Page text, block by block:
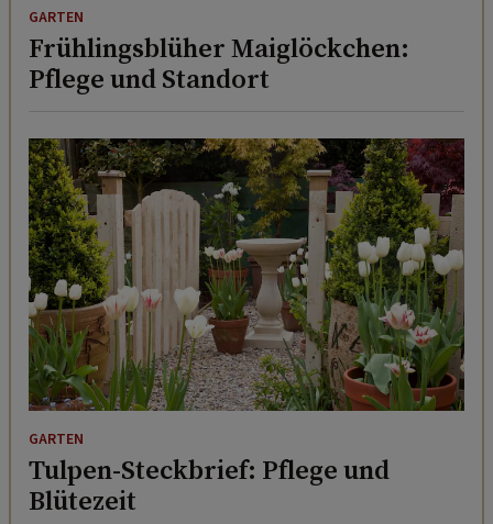
GARTEN
Frühlingsblüher Maiglöckchen:
Pflege und Standort
GARTEN
Tulpen-Steckbrief: Pflege und
Blütezeit